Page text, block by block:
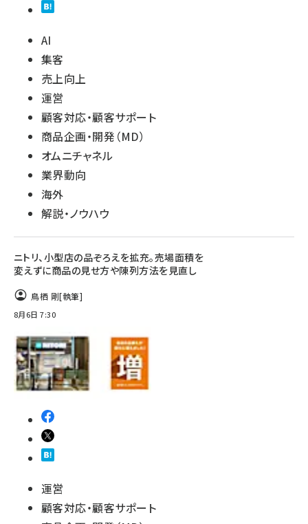
AI
集客
売上向上
運営
顧客対応・顧客サポート
商品企画・開発（MD）
オムニチャネル
業界動向
海外
解説・ノウハウ
ニトリ、小型店の品ぞろえを拡充。売場面積を
変えずに商品の見せ方や陳列方法を見直し
鳥栖 剛[執筆]
8月6日 7:30
運営
顧客対応・顧客サポート